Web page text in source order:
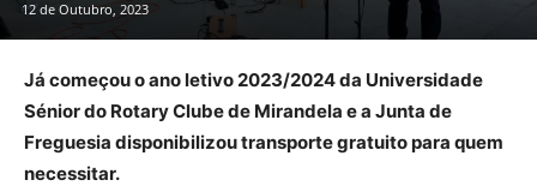
12 de Outubro, 2023
Já começou o ano letivo 2023/2024 da Universidade
Sénior do Rotary Clube de Mirandela e a Junta de
Freguesia disponibilizou transporte gratuito para quem
necessitar.